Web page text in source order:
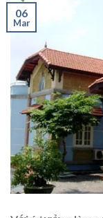
06
Mar